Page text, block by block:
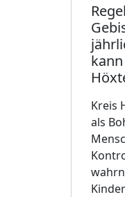
Kreis
als